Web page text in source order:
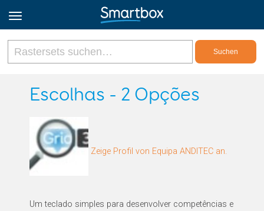
Online Grids
Registrieren
Escolhas - 2 Opções
Zeige Profil von Equipa ANDITEC an.
Um teclado simples para desenvolver competências e